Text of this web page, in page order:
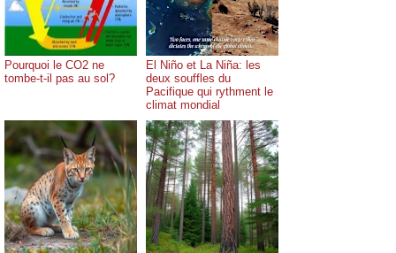
Pourquoi le CO2 ne
tombe-t-il pas au sol?
El Niño et La Niña: les
deux souffles du
Pacifique qui rythment le
climat mondial